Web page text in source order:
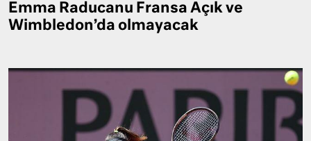
Emma Raducanu Fransa Açık ve
Wimbledon’da olmayacak